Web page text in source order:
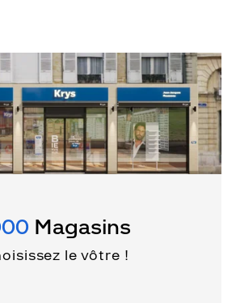
Magasins
le vôtre !